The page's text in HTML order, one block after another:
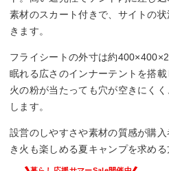
素材のスカート付きで、サイトの
きます。
フライシートの外寸は約
眠れる広さのインナーテントを搭載
火の粉が当たっても穴が空きにく
します。
設営のしやすさや素材の質感が購
き火も楽しめる夏キャンプを求め